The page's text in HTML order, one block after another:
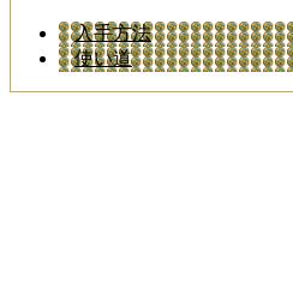
入手方法
使い道